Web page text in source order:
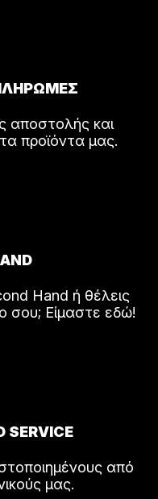
αποστολής και
προϊόντα μας.
Hand ή θέλεις
σου; Είμαστε εδώ!
από
μας.